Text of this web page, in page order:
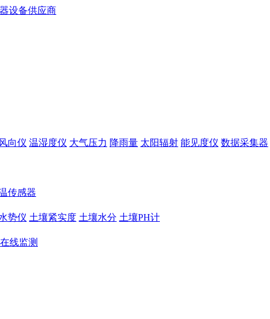
向仪 温湿度仪 大气压力 降雨量 太阳辐射 能见度仪 数据采集器
传感器
势仪 土壤紧实度 土壤水分 土壤PH计
在线监测